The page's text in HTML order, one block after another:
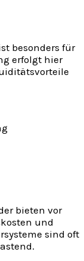
besonders für
erfolgt hier
bieten vor
und
sind oft